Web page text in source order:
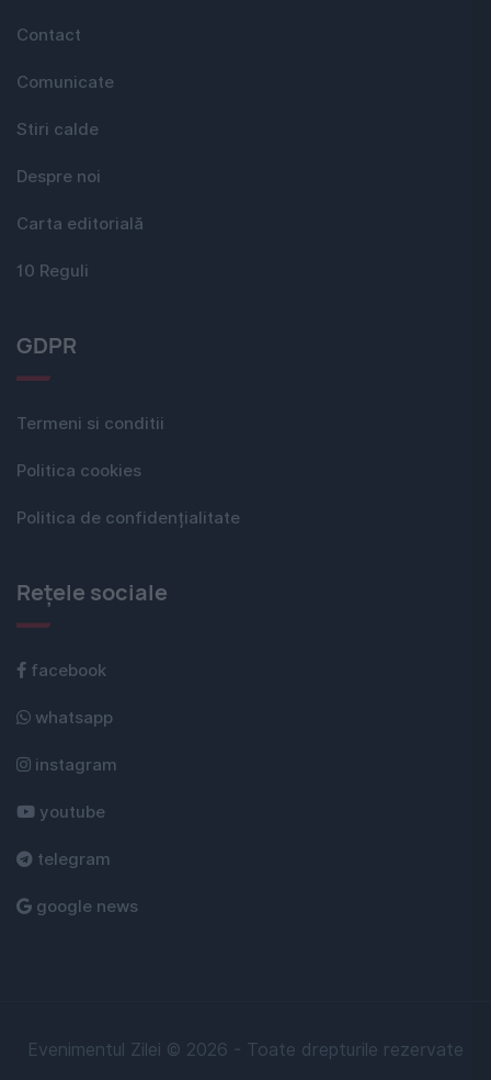
Contact
Comunicate
Stiri calde
Despre noi
Carta editorială
10 Reguli
GDPR
Termeni si conditii
Politica cookies
Politica de confidențialitate
Rețele sociale
facebook
whatsapp
instagram
youtube
telegram
google news
Evenimentul Zilei © 2026 - Toate drepturile rezervate